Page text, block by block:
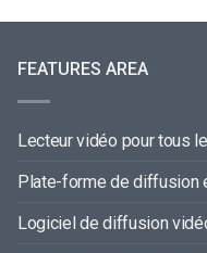
FEATURES AREA
Lecteur vidéo pour tous
Plate-forme de diffusion
Logiciel de diffusion